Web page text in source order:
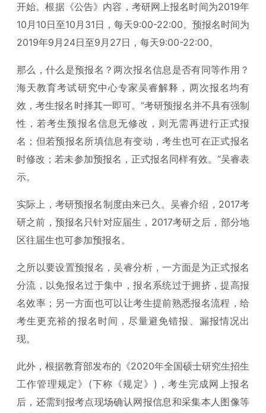
开始。根据《公告》内容，考研网上报名时间为2019年
10月10日至10月31日，每天9:00-22:00。预报名时间为
2019年9月24日至9月27日，每天9:00-22:00。
那么，什么是预报名？两次报名信息是否有同等作用？
海天教育考试研究中心专家吴睿解释，两次报名均有
效，考生报名时择其一即可。“考研预报名并不具有强制
性，若考生预报名信息无修改，则无需再进行正式报
名；但若预报名所填信息有变动，考生也可在正式报名
时修改；若未参加预报名，正式报名同样有效。”吴睿表
示。
实际上，考研预报名制度由来已久。吴睿介绍，2017考
研之前，预报名只针对应届生，2017考研之后，部分地
区往届生也可参加预报名。
之所以要设置预报名，吴睿分析，一方面是为正式报名
分流，以免报名过于集中，报名系统过于拥挤，提高报
名效率；另一方面也可以让考生提前熟悉报名流程，给
考生更充裕的报名时间，尽量避免错报、漏报情况出
现。
此外，根据教育部发布的《2020年全国硕士研究生招生
工作管理规定》(下称《规定》)，考生完成网上报名
后，还需到报考点现场确认网报信息和采集本人图像等